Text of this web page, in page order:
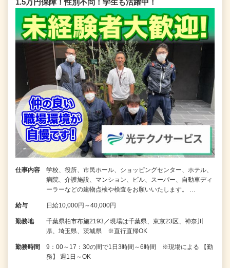
仕事内容
学校、役所、市民ホール、ショッピングセンター、ホテル、
病院、介護施設、マンション、ビル、スーパー、自動車ディ
ーラーなどの建物点検や検査をお願いいたします。 …
給与 日給10,000円～40,000円
勤務地
千葉県柏市布施2193／現場は千葉県、東京23区、神奈川
県、埼玉県、茨城県 ※直行直帰OK
勤務時間
9：00～17：30の間で1日3時間～6時間 ※現場による 【勤
務】 週1日～OK